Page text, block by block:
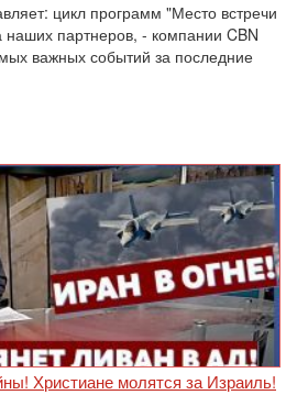
цикл программ "Место встречи
партнеров, - компании CBN
важных событий за последние
Христиане молятся за Израиль!